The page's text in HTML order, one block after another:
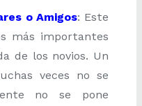
o Amigos: Este
más importantes
de los novios. Un
veces no se
no se pone